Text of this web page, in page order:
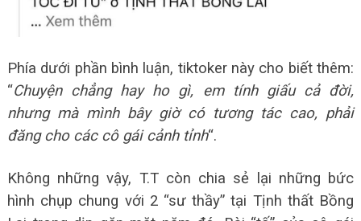
Phía dưới phần bình luận, tiktoker này cho biết thêm:
“Chuyện chẳng hay ho gì, em tính giấu cả đời,
nhưng mà mình bây giờ có tương tác cao, phải
đăng cho các cô gái cảnh tỉnh“.
Không những vậy, T.T còn chia sẻ lại những bức
hình chụp chung với 2 “sư thầy” tại Tịnh thất Bồng